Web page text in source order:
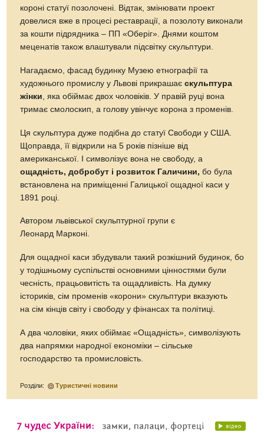
короні статуї позолочені. Відтак, змінювати проект
довелися вже в процесі реставрації, а позолоту виконали
за кошти підрядника – ПП «Оберіг». Днями коштом
меценатів також влаштували підсвітку скульптури.
Нагадаємо, фасад будинку Музею етнографії та
художнього промислу у Львові прикрашаєскульптура
жінки , яка обіймає двох чоловіків. У правій руці вона
тримає смолоскип, а голову увінчує корона з променів.
Ця скульптура дуже подібна до статуї Свободи у США.
Щоправда, її відкрили на 5 років пізніше від
американської. І символізує вона не свободу, а
ощадність, добробут і розвиток Галичини, бо була
встановлена на приміщенні Галицької ощадної каси у
1891 році.
Автором львівської скульптурної групи є
Леонард Марконі.
Для ощадної каси збудували такий розкішний будинок, бо
у тодішньому суспільстві основними цінностями були
чесність, працьовитість та ощадливість. На думку
істориків, сім променів «корони» скульптури вказують
на сім кінців світу і свободу у фінансах та політиці.
А два чоловіки, яких обіймає «Ощадність», символізують
два напрямки народної економіки – сільське
господарство та промисловість.
Розділи: Туристичні новини